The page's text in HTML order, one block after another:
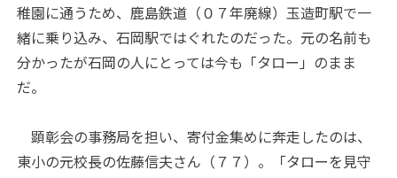
稚園に通うため、鹿島鉄道（０７年廃線）玉造町駅で一
緒に乗り込み、石岡駅ではぐれたのだった。元の名前も
分かったが石岡の人にとっては今も「タロー」のまま
だ。
顕彰会の事務局を担い、寄付金集めに奔走したのは、
東小の元校長の佐藤信夫さん（７７）。「タローを見守